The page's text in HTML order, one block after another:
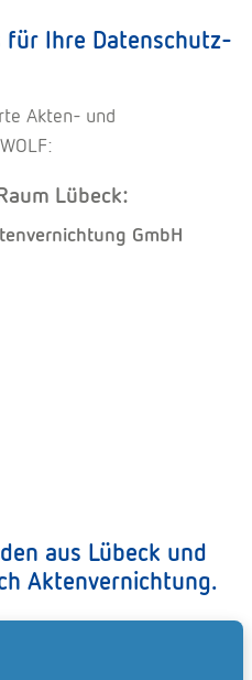
für Ihre Datenschutz-
Akten- und
Lübeck:
GmbH
aus Lübeck und
Aktenvernichtung.